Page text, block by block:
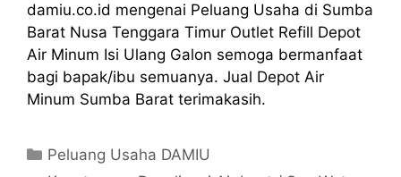
damiu.co.id mengenai Peluang Usaha di Sumba
Barat Nusa Tenggara Timur Outlet Refill Depot
Air Minum Isi Ulang Galon semoga bermanfaat
bagi bapak/ibu semuanya. Jual Depot Air
Minum Sumba Barat terimakasih.
Kategori
Peluang Usaha DAMIU